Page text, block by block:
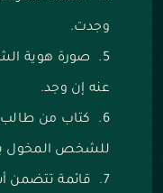
وجدت.
صورة هوية
عنه إن وجد.
كتاب من طالب
للشخص المخول
قائمة تتضمن